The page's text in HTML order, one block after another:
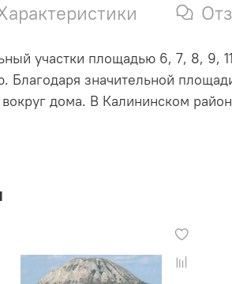
участки площадью 6, 7, 8, 9,
Благодаря значительной
дома. В Калининском